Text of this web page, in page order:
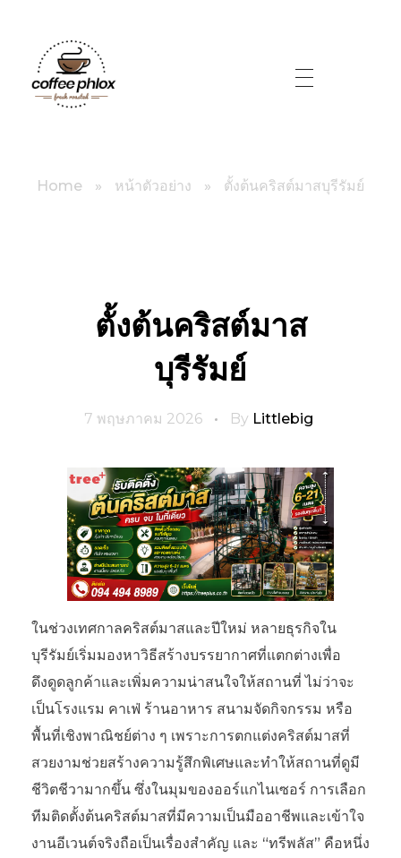
Home » หน้าตัวอย่าง » ตั้งต้นคริสต์มาสบุรีรัมย์
ตั้งต้นคริสต์มาส
บุรีรัมย์
7 พฤษภาคม 2026 By Littlebig
ในช่วงเทศกาลคริสต์มาสและปีใหม่ หลายธุรกิจใน
บุรีรัมย์เริ่มมองหาวิธีสร้างบรรยากาศที่แตกต่างเพื่อ
ดึงดูดลูกค้าและเพิ่มความน่าสนใจให้สถานที่ ไม่ว่าจะ
เป็นโรงแรม คาเฟ่ ร้านอาหาร สนามจัดกิจกรรม หรือ
พื้นที่เชิงพาณิชย์ต่าง ๆ เพราะการตกแต่งคริสต์มาสที่
สวยงามช่วยสร้างความรู้สึกพิเศษและทำให้สถานที่ดูมี
ชีวิตชีวามากขึ้น ซึ่งในมุมของออร์แกไนเซอร์ การเลือก
ทีมติดตั้งต้นคริสต์มาสที่มีความเป็นมืออาชีพและเข้าใจ
งานอีเวนต์จริงถือเป็นเรื่องสำคัญ และ “ทรีพลัส” คือหนึ่ง